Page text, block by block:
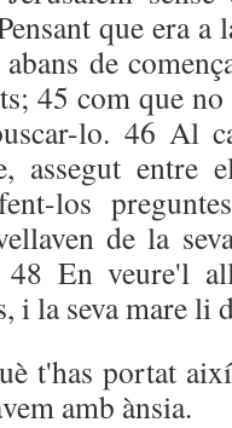
que era a
de
45 com que
lo. 46 Al
assegut entre
los
de la
48 En veure'l
i la seva mare li
t'has portat
amb ànsia.